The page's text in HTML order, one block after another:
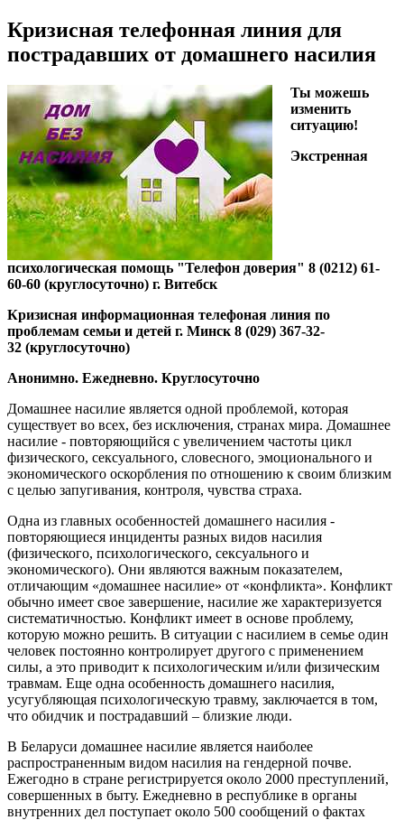
Кризисная телефонная линия для
пострадавших от домашнего насилия
Ты можешь
изменить
ситуацию!
Экстренная
психологическая помощь "Телефон доверия" 8 (0212) 61-
60-60 (круглосуточно) г. Витебск
Кризисная информационная телефоная линия по
проблемам семьи и детей г. Минск 8 (029) 367-32-
32 (круглосуточно)
Анонимно. Ежедневно. Круглосуточно
Домашнее насилие является одной проблемой, которая
существует во всех, без исключения, странах мира. Домашнее
насилие - повторяющийся с увеличением частоты цикл
физического, сексуального, словесного, эмоционального и
экономического оскорбления по отношению к своим близким
с целью запугивания, контроля, чувства страха.
Одна из главных особенностей домашнего насилия -
повторяющиеся инциденты разных видов насилия
(физического, психологического, сексуального и
экономического). Они являются важным показателем,
отличающим «домашнее насилие» от «конфликта». Конфликт
обычно имеет свое завершение, насилие же характеризуется
систематичностью. Конфликт имеет в основе проблему,
которую можно решить. В ситуации с насилием в семье один
человек постоянно контролирует другого с применением
силы, а это приводит к психологическим и/или физическим
травмам. Еще одна особенность домашнего насилия,
усугубляющая психологическую травму, заключается в том,
что обидчик и пострадавший – близкие люди.
В Беларуси домашнее насилие является наиболее
распространенным видом насилия на гендерной почве.
Ежегодно в стране регистрируется около 2000 преступлений,
совершенных в быту. Ежедневно в республике в органы
внутренних дел поступает около 500 сообщений о фактах